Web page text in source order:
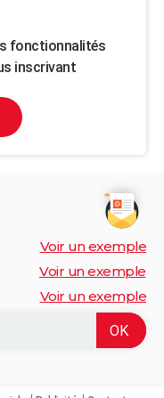
fonctionnalités
inscrivant
Voir un exemple
Voir un exemple
Voir un exemple